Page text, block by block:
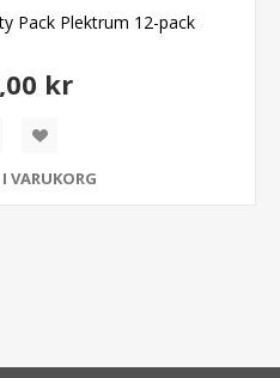
Pack Plektrum 12-pack
kr
VARUKORG